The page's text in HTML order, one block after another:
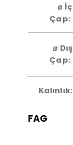
⌀ İç
Çap:
⌀ Dış
Çap:
Kalınlık:
FAG